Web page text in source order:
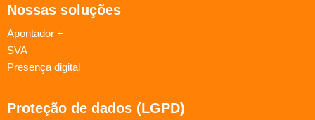
Nossas soluções
Apontador +
SVA
Presença digital
Proteção de dados (LGPD)